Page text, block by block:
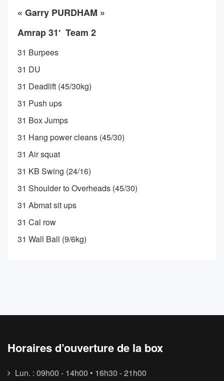
« Garry PURDHAM »
Amrap 31′ Team 2
31 Burpees
31 DU
31 Deadlift (45/30kg)
31 Push ups
31 Box Jumps
31 Hang power cleans (45/30)
31 Air squat
31 KB Swing (24/16)
31 Shoulder to Overheads (45/30)
31 Abmat sit ups
31 Cal row
31 Wall Ball (9/6kg)
Horaires d’ouverture de la box
Lun. : 09h00 - 14h00 • 16h30 - 21h00